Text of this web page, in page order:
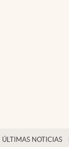
ÚLTIMAS NOTICIAS
Dólar y mercados